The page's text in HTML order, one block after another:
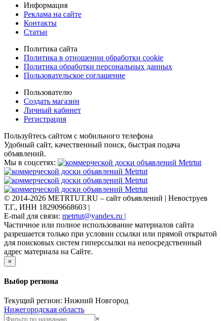
Информация
Реклама на сайте
Контакты
Статьи
Политика сайта
Политика в отношении обработки cookie
Политика обработки персональных данных
Пользовательское соглашение
Пользователю
Создать магазин
Личный кабинет
Регистрация
Пользуйтесь сайтом с мобильного телефона
Удобный сайт, качественный поиск, быстрая подача
объявлений.
Мы в соцсетях:
© 2014-2026 METRTUT.RU – сайт объявлений | Невоструев
Т.Г., ИНН 182909668603 |
E-mail для связи: metrtut@yandex.ru |
Частичное или полное использование материалов сайта
разрешается только при условии ссылки или прямой открытой
для поисковых систем гиперссылки на непосредственный
адрес материала на Сайте.
×
Выбор региона
Текущий регион: Нижний Новгород
Нижегородская область
×